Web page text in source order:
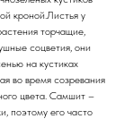
кроной.Листья у
торчащие,
соцветия, они
на кустиках
во время созревания
цвета. Самшит –
поэтому его часто